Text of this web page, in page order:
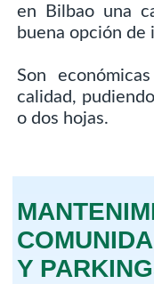
en Bilbao una
buena opción de
Son
calidad,
o dos hojas.
Y